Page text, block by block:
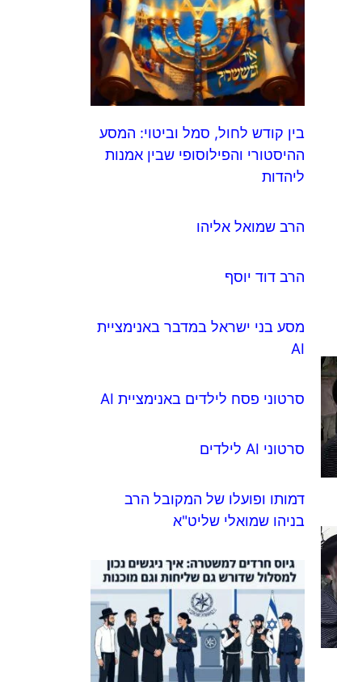
בין קודש לחול, סמל וביטוי: המסע
ההיסטורי והפילוסופי שבין אמנות
ליהדות
הרב שמואל אליהו
הרב דוד יוסף
מסע בני ישראל במדבר באנימציית
AI
סרטוני פסח לילדים באנימציית AI
סרטוני AI לילדים
דמותו ופועלו של המקובל הרב
בניהו שמואלי שליט"א